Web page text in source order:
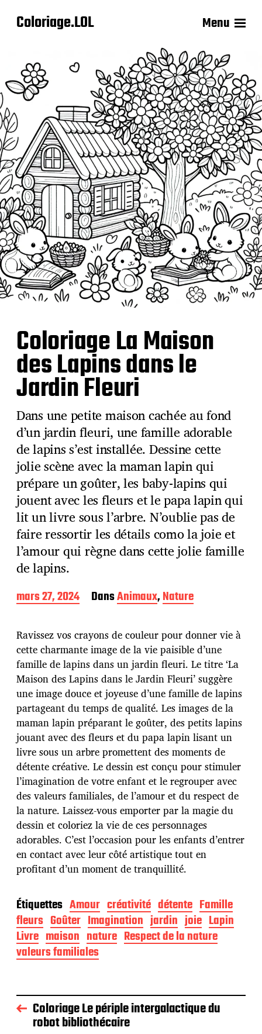
Coloriage.LOL Menu
Coloriage La Maison
des Lapins dans le
Jardin Fleuri
Dans une petite maison cachée au fond
d’un jardin fleuri, une famille adorable
de lapins s’est installée. Dessine cette
jolie scène avec la maman lapin qui
prépare un goûter, les baby-lapins qui
jouent avec les fleurs et le papa lapin qui
lit un livre sous l’arbre. N’oublie pas de
faire ressortir les détails como la joie et
l’amour qui règne dans cette jolie famille
de lapins.
D
a
e
d
e
p
u
b
l
i
c
a
t
i
o
n
mars 27, 2024 DansAnimaux,Nature
Ravissez vos crayons de couleur pour donner vie à
cette charmante image de la vie paisible d’une
famille de lapins dans un jardin fleuri. Le titre ‘La
Maison des Lapins dans le Jardin Fleuri’ suggère
une image douce et joyeuse d’une famille de lapins
partageant du temps de qualité. Les images de la
maman lapin préparant le goûter, des petits lapins
jouant avec des fleurs et du papa lapin lisant un
livre sous un arbre promettent des moments de
détente créative. Le dessin est conçu pour stimuler
l’imagination de votre enfant et le regrouper avec
des valeurs familiales, de l’amour et du respect de
la nature. Laissez-vous emporter par la magie du
dessin et coloriez la vie de ces personnages
adorables. C’est l’occasion pour les enfants d’entrer
en contact avec leur côté artistique tout en
profitant d’un moment de tranquillité.
Étiquettes Amour créativité détente Famille
fleurs Goûter Imagination jardin joie Lapin
Livre maison nature Respect de la nature
valeurs familiales
Coloriage Le périple intergalactique du
robot bibliothécaire